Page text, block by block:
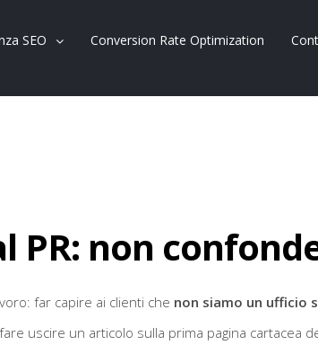
SEO Conversion Rate Optimization
PR: non
far capire ai clienti che non siamo un ufficio
uscire un articolo sulla prima pagina cartacea